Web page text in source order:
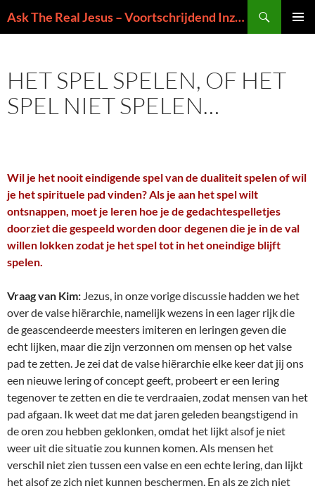
naar
Ask The Real Jesus – Voortschrijdend Inzicht in de Zin van het Leven
HET SPEL SPELEN, OF HET
SPEL NIET SPELEN…
Wil je het nooit eindigende spel van de dualiteit spelen of wil
je het spirituele pad vinden? Als je aan het spel wilt
ontsnappen, moet je leren hoe je de gedachtespelletjes
doorziet die gespeeld worden door degenen die je in de val
willen lokken zodat je het spel tot in het oneindige blijft
spelen.
Vraag van Kim: Jezus, in onze vorige discussie hadden we het
over de valse hiërarchie, namelijk wezens in een lager rijk die
de geascendeerde meesters imiteren en leringen geven die
echt lijken, maar die zijn verzonnen om mensen op het valse
pad te zetten. Je zei dat de valse hiërarchie elke keer dat jij ons
een nieuwe lering of concept geeft, probeert er een lering
tegenover te zetten en die te verdraaien, zodat mensen van het
pad afgaan. Ik weet dat me dat jaren geleden beangstigend in
de oren zou hebben geklonken, omdat het lijkt alsof je niet
weer uit die situatie zou kunnen komen. Als mensen het
verschil niet zien tussen een valse en een echte lering, dan lijkt
het alsof ze zich niet kunnen beschermen. En als ze zich niet